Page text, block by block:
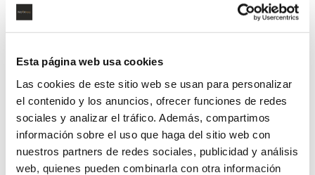
Esta página web usa cookies
Las cookies de este sitio web se usan para personalizar
el contenido y los anuncios, ofrecer funciones de redes
sociales y analizar el tráfico. Además, compartimos
información sobre el uso que haga del sitio web con
nuestros partners de redes sociales, publicidad y análisis
web, quienes pueden combinarla con otra información
¿Has olvidado tu contraseña?